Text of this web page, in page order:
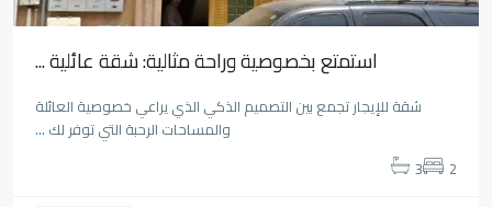
استمتع بخصوصية وراحة مثالية: شقة عائلية ...
شقة للإيجار تجمع بين التصميم الذكي الذي يراعي خصوصية العائلة
والمساحات الرحبة التي توفر لك ...
2
3